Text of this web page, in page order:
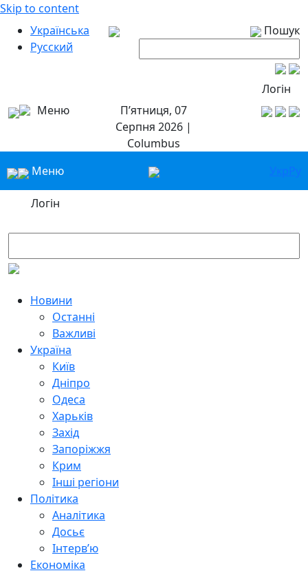
Skip to content
Українська
Русский
Пошук
Логін
Меню
П’ятниця, 07
Серпня 2026 |
Columbus
Меню
УкрРу
Логін
Новини
Останні
Важливі
Україна
Київ
Дніпро
Одеса
Харьків
Захід
Запоріжжя
Крим
Інші регіони
Політика
Аналітика
Досьє
Інтерв’ю
Економіка